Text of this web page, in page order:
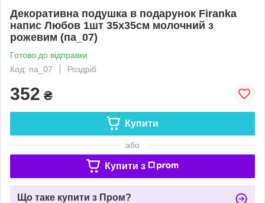
Декоративна подушка в подарунок Firanka
напис Любов 1шт 35х35см молочний з
рожевим (па_07)
Готово до відправки
Код: па_07
Роздріб
352 ₴
Купити
або
Купити з
Що таке купити з Пром?